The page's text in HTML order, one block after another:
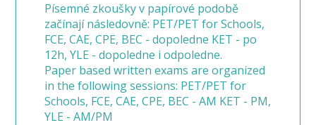
Písemné zkoušky v papírové podobě
začínají následovně: PET/PET for Schools,
FCE, CAE, CPE, BEC - dopoledne KET - po
12h, YLE - dopoledne i odpoledne.
Paper based written exams are organized
in the following sessions: PET/PET for
Schools, FCE, CAE, CPE, BEC - AM KET - PM,
YLE - AM/PM